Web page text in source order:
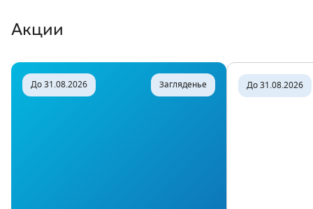
Акции
До 31.08.2026 Загляденье До 31.08.2026